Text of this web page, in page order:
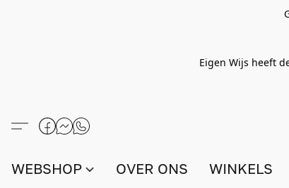
Eigen Wijs heeft
WEBSHOP OVER ONS WINKELS